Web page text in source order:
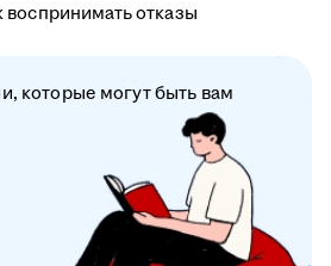
воспринимать отказы
которые могут быть вам